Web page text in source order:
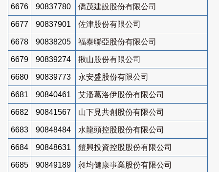
6676 90837780 僑茂建設股份有限公司
6677 90837901 佐津股份有限公司
6678 90838205 福泰聯亞股份有限公司
6679 90839274 揪山股份有限公司
6680 90839773 永安盛股份有限公司
6681 90840461 艾潘葛洛伊股份有限公司
6682 90841567 山下見共創股份有限公司
6683 90848484 水龍頭控股股份有限公司
6684 90848631 鎧興投資控股股份有限公司
6685 90849189 昶均健康事業股份有限公司